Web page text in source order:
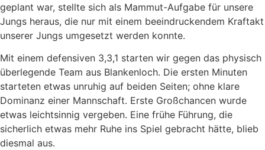
geplant war, stellte sich als Mammut-Aufgabe für unsere
Jungs heraus, die nur mit einem beeindruckendem Kraftakt
unserer Jungs umgesetzt werden konnte.
Mit einem defensiven 3,3,1 starten wir gegen das physisch
überlegende Team aus Blankenloch. Die ersten Minuten
starteten etwas unruhig auf beiden Seiten; ohne klare
Dominanz einer Mannschaft. Erste Großchancen wurde
etwas leichtsinnig vergeben. Eine frühe Führung, die
sicherlich etwas mehr Ruhe ins Spiel gebracht hätte, blieb
diesmal aus.